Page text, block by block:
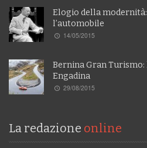
Elogio della modernità:
l’automobile
14/05/2015
Bernina Gran
Engadina
29/08/2015
La redazione online